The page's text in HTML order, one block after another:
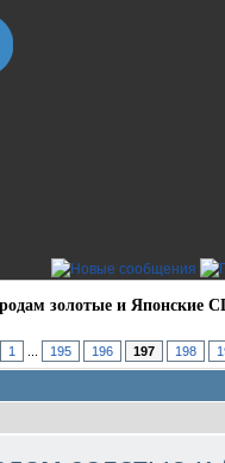
золотые и Японские
1 195 196 197 198